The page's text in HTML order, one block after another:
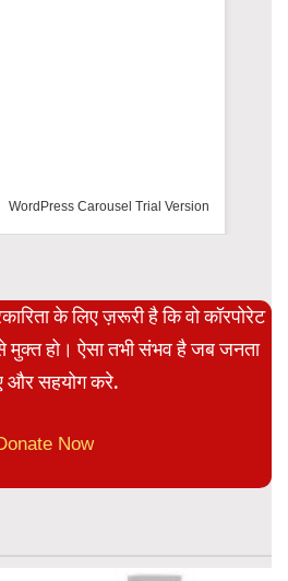
WordPress Carousel Trial Version
के लिए ज़रूरी है कि वो कॉरपोरेट
हो। ऐसा तभी संभव है जब जनता
सहयोग करे.
Now